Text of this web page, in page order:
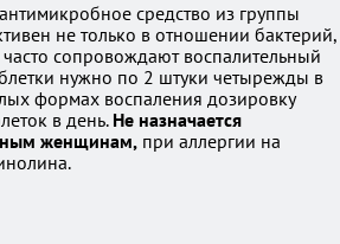
средство из группы
не только в отношении бактерий,
сопровождают воспалительный
нужно по 2 штуки четырежды в
формах воспаления дозировку
в день. Не назначается
женщинам, при аллергии на